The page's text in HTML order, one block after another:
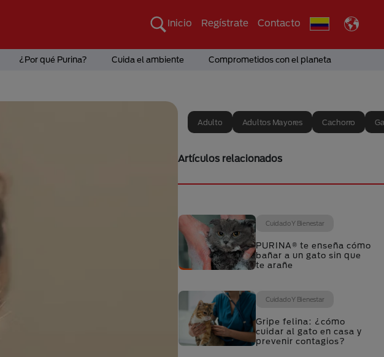
Inicio Regístrate Contacto
¿Por qué Purina? Cuida el ambiente Comprometidos con el planeta
Adulto Adultos Mayores Cachorro
Artículos relacionados
Cuidado Y Bienestar
PURINA® te enseña cómo
bañar a un gato sin que
te arañe
Cuidado Y Bienestar
Gripe felina: ¿cómo
cuidar al gato en casa y
prevenir contagios?